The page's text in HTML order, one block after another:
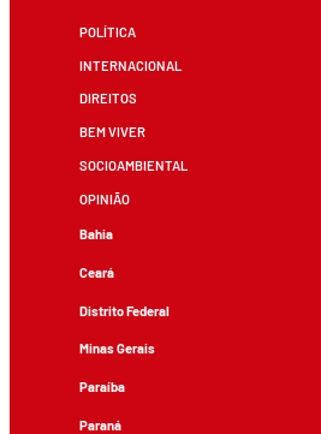
POLÍTICA
INTERNACIONAL
DIREITOS
BEM VIVER
SOCIOAMBIENTAL
OPINIÃO
Bahia
Ceará
Distrito Federal
Minas Gerais
Paraíba
Paraná